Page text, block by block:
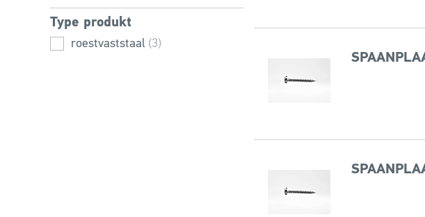
Type produkt
roestvaststaal (3)